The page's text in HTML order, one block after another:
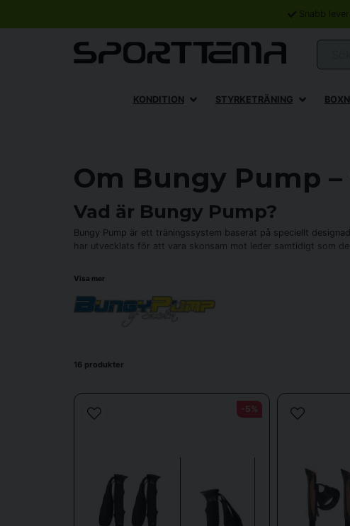
Snabb
KONDITION STYRKETRÄNING
Om Bungy Pump
Vad är Bungy Pump?
Bungy Pump är ett träningssystem baserat på speciellt
har utvecklats för att vara skonsam mot leder samtidigt som
Bungypump är gåstavar med inbyggd fjädring på 20 cm. Det
Svenskt märke med gåstavar av hög kvalitet.
Bungy Pump erbjuder träningsstavar med olika nivåer av
Visa mer
16 produkter
-5%